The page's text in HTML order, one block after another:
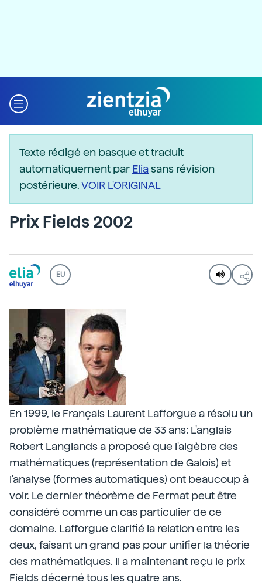
Texte rédigé en basque et traduit
automatiquement parEliasans révision
postérieure.VOIR L'ORIGINAL
Prix Fields 2002
EU
En 1999, le Français Laurent Lafforgue a résolu un
problème mathématique de 33 ans: L'anglais
Robert Langlands a proposé que l'algèbre des
mathématiques (représentation de Galois) et
l'analyse (formes automatiques) ont beaucoup à
voir. Le dernier théorème de Fermat peut être
considéré comme un cas particulier de ce
domaine. Lafforgue clarifié la relation entre les
deux, faisant un grand pas pour unifier la théorie
des mathématiques. Il a maintenant reçu le prix
Fields décerné tous les quatre ans.